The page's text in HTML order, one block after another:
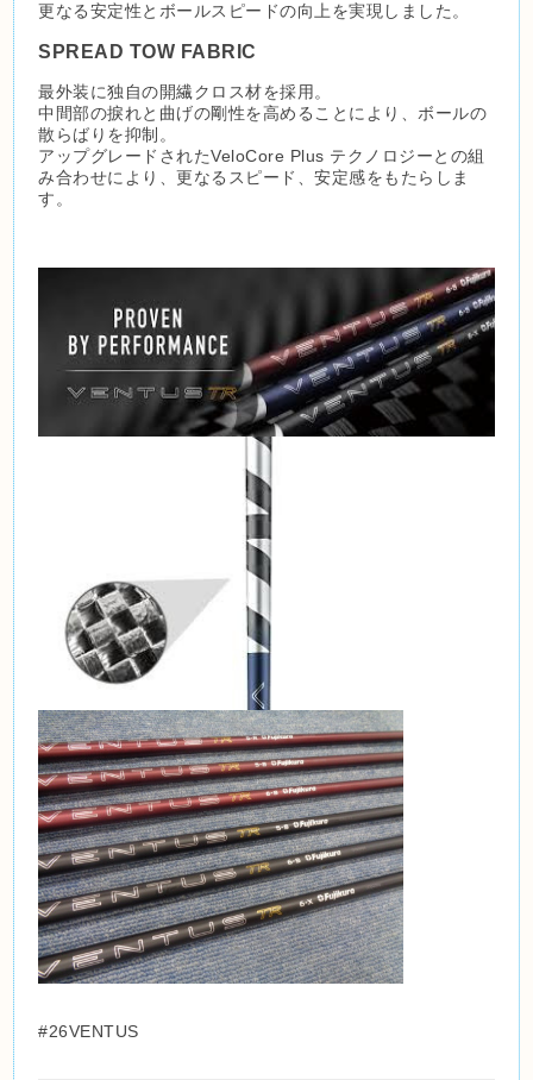
更なる安定性とボールスピードの向上を実現しました。
SPREAD TOW FABRIC
最外装に独自の開繊クロス材を採用。
中間部の捩れと曲げの剛性を高めることにより、ボールの
散らばりを抑制。
アップグレードされたVeloCore Plus テクノロジーとの組
み合わせにより、更なるスピード、安定感をもたらしま
す。
#26VENTUS